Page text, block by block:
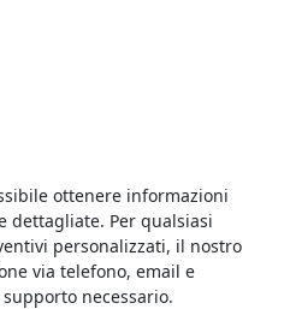
ottenere informazioni
dettagliate. Per qualsiasi
personalizzati, il nostro
via telefono, email e
necessario.